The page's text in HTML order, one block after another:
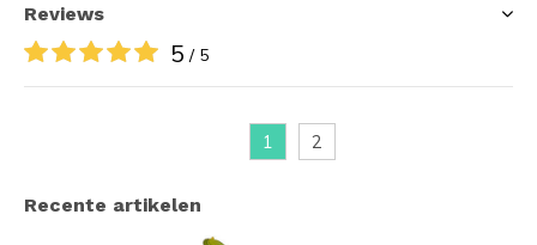
Reviews
5 / 5
1 2
Recente artikelen